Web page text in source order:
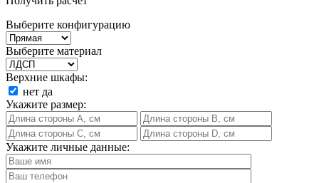
Выберите конфигурацию
Выберите материал
Верхние шкафы:
нет да
Укажите размер:
Укажите личные данные: